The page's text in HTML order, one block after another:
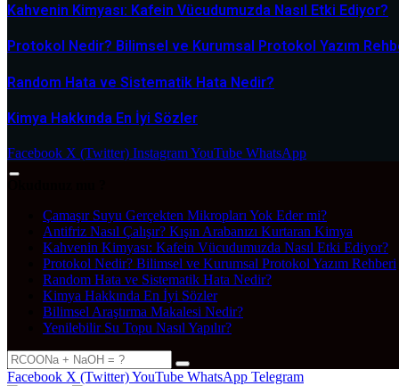
Kahvenin Kimyası: Kafein Vücudumuzda Nasıl Etki Ediyor?
Protokol Nedir? Bilimsel ve Kurumsal Protokol Yazım
Random Hata ve Sistematik Hata Nedir?
Kimya Hakkında En İyi Sözler
Facebook X (Twitter) InstagramYouTube WhatsApp
Çamaşır Suyu Gerçekten Mikropları Yok Eder mi?
Antifriz Nasıl Çalışır? Kışın Arabanızı Kurtaran Kimya
Kahvenin Kimyası: Kafein Vücudumuzda Nasıl Etki Ediyor?
Protokol Nedir? Bilimsel ve Kurumsal Protokol Yazım Rehberi
Random Hata ve Sistematik Hata Nedir?
Kimya Hakkında En İyi Sözler
Bilimsel Araştırma Makalesi Nedir?
Yenilebilir Su Topu Nasıl Yapılır?
Facebook X (Twitter)YouTube WhatsApp Telegram